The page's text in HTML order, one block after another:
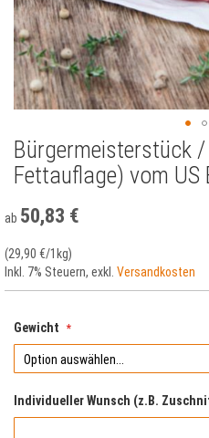
Zum
Anfang
der
springen
Bürgermeisterstück
Fettauflage) vom US
ab 50,83 €
(29,90 €/1kg)
Inkl. 7% Steuern, exkl. Versandkosten
Gewicht
Individueller Wunsch (z.B.